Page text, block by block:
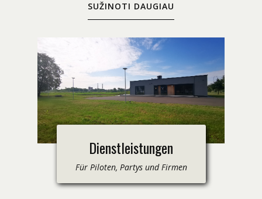
SUŽINOTI DAUGIAU
Dienstleistungen
Für Piloten, Partys und Firmen